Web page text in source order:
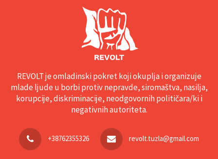
REVOLT je omladinski pokret koji okuplja i organizuje
mlade ljude u borbi protiv nepravde, siromaštva, nasilja,
korupcije, diskriminacije, neodgovornih političara/ki i
negativnih autoriteta.
+38762355326 revolt.tuzla@gmail.com